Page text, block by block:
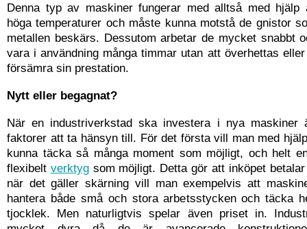
Denna typ av maskiner fungerar med alltså med hjälp
höga temperaturer och måste kunna motstå de gnistor
metallen beskärs. Dessutom arbetar de mycket snabbt
vara i användning många timmar utan att överhettas
försämra sin prestation.
Nytt eller begagnat?
När en industriverkstad ska investera i nya maskiner
faktorer att ta hänsyn till. För det första vill man med
kunna täcka så många moment som möjligt, och helt
flexibelt verktygsom möjligt. Detta gör att inköpet
när det gäller skärning vill man exempelvis att
hantera både små och stora arbetsstycken och täcka
tjocklek. Men naturligtvis spelar även priset in.